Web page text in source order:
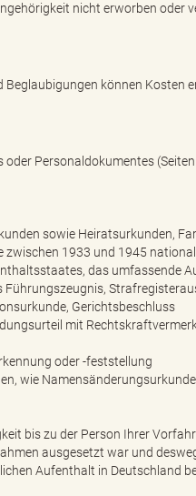
nicht erworben oder
können Kosten
oder Personaldokumentes
sowie Heiratsurkunden,
zwischen 1933 und 1945
das umfassende
Gerichtsbeschluss
mit
oder -feststellung
wie
bis zu der Person Ihrer
ausgesetzt war und
Aufenthalt in Deutschland